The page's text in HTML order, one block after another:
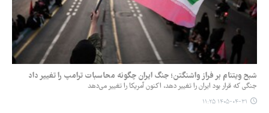
شبح ویتنام بر فراز واشنگتن؛ جنگ ایران چگونه محاسبات ترامپ را تغییر داد
جنگی که قرار بود ایران را تغییر دهد، اکنون آمریکا را تغییر می‌دهد
۱۴۰۵-۰۴-۳۱ ۱۱:۲۵